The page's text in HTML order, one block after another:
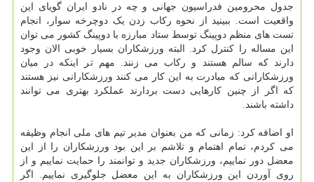
جدول محرومین فدراسیون جهانی و چه در نادو ایران گویای این
واقعیت است. ببینید از نحوه رکاب زدن یک دوچرخه سوار، انجام
تست های منظم دوپینگ توسط ستاد مبارزه با دوپینگ کشور می توان
این مساله را کنترل کرد. البته ورزشکاران بسیار خوبی الان وجود
دارند که سالم هستند و رکاب می زنند. مهم تر اینکه در میان
ورزشکارانی که مبادرت به این کار می کنند ورزشکارانی نیز هستند
که اگر از چنین کارهایی دست بردارند عملکرد بهتری می توانند
داشته باشند.
او اضافه کرد: زمانی که من بعنوان مدیر تیم های ملی انجام وظیفه
می کردم، تمام اهتمام و تلاشم بر این بود ورزشکاران را از این
معضل دور نماییم، ورزشکاران جدید و توانمند را حمایت نماییم و از
روی آوردن این ورزشکاران به این معضل جلوگیری نماییم. اگر